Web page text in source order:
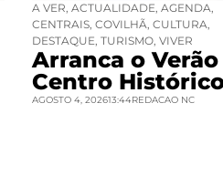
A VER, ACTUALIDADE, AGENDA,
CENTRAIS, COVILHÃ, CULTURA,
DESTAQUE, TURISMO, VIVER
Arranca o
Centro
AGOSTO 4, 202613:44REDACAO NC